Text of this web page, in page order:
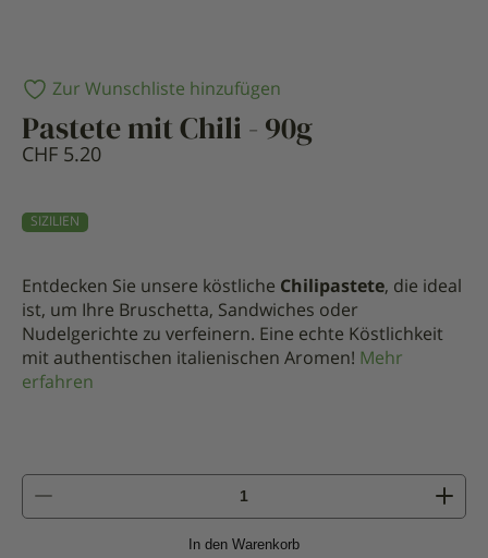
Zur Wunschliste hinzufügen
Pastete mit Chili - 90g
CHF 5.20
SIZILIEN
Entdecken Sie unsere köstliche Chilipastete, die ideal
ist, um Ihre Bruschetta, Sandwiches oder
Nudelgerichte zu verfeinern. Eine echte Köstlichkeit
mit authentischen italienischen Aromen! Mehr
erfahren
In den Warenkorb